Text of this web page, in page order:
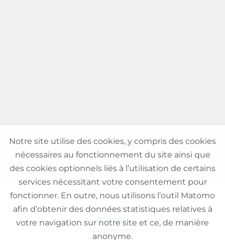
VENTE
Maisons
Appartements
Notre site utilise des cookies, y compris des cookies
nécessaires au fonctionnement du site ainsi que
des cookies optionnels liés à l’utilisation de certains
services nécessitant votre consentement pour
fonctionner. En outre, nous utilisons l’outil Matomo
afin d’obtenir des données statistiques relatives à
votre navigation sur notre site et ce, de manière
anonyme.